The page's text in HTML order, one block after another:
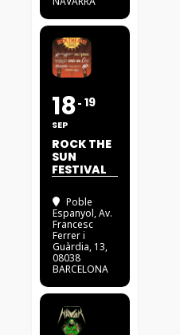
18
SEP
19
ROCK THE
SUN
FESTIVAL
Poble
Espanyol, Av.
Francesc
Ferrer i
Guàrdia, 13,
08038
BARCELONA